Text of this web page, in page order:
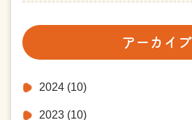
アーカイブ
2024 (10)
2023 (10)